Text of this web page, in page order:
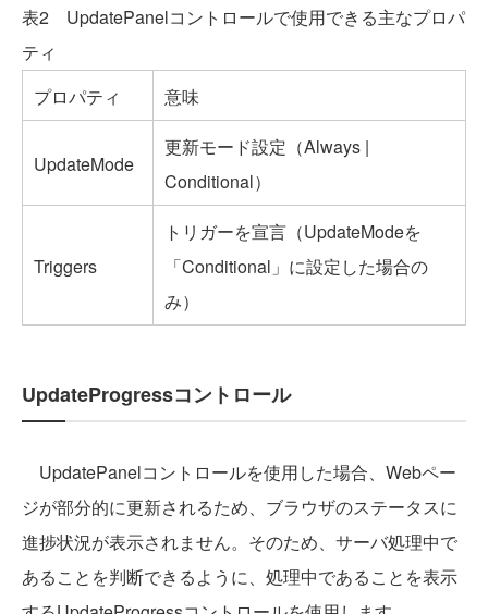
表2 UpdatePanelコントロールで使用できる主なプロパ
ティ
プロパティ
意味
UpdateMode
更新モード設定（Always |
Conditional）
Triggers
トリガーを宣言（UpdateModeを
「Conditional」に設定した場合の
み）
UpdateProgressコントロール
UpdatePanelコントロールを使用した場合、Webペー
ジが部分的に更新されるため、ブラウザのステータスに
進捗状況が表示されません。そのため、サーバ処理中で
あることを判断できるように、処理中であることを表示